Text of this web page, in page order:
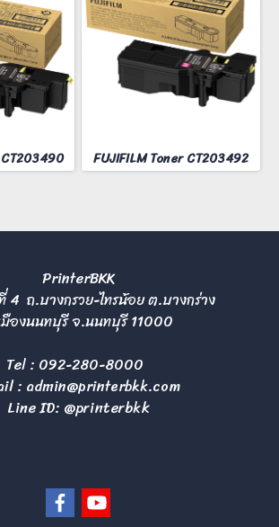
FUJIFILM Toner CT203492
PrinterBKK
ถ.บางกรวย-ไทรน้อย ต.บางกร่าง
องนนทบุรี จ.นนทบุรี 11000
Tel : 092-280-8000
: admin@printerbkk.com
Line ID: @printerbkk